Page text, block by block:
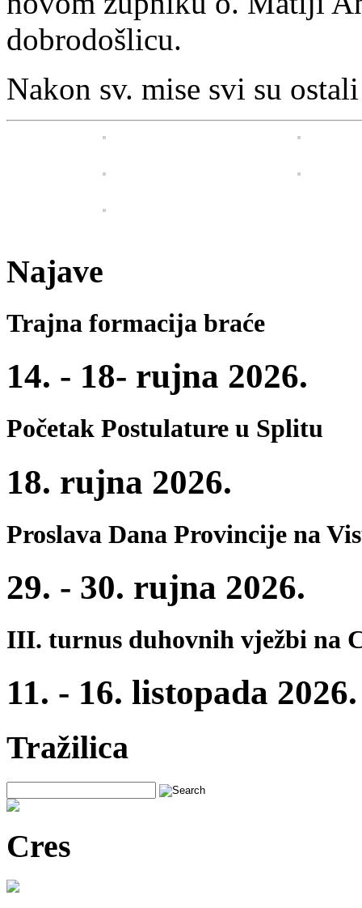
dobrodošlicu.
Nakon sv. mise svi su
Najave
Trajna formacija braće
14. - 18- rujna 2026.
Početak Postulature u Splitu
18. rujna 2026.
Proslava Dana Provincije na
29. - 30. rujna 2026.
III. turnus duhovnih vježbi na
11. - 16. listopada 2026.
Tražilica
Cres